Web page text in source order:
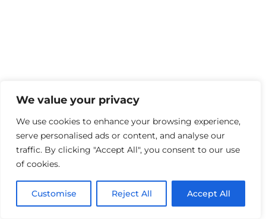
We value your privacy
We use cookies to enhance your browsing experience,
serve personalised ads or content, and analyse our
traffic. By clicking "Accept All", you consent to our use
of cookies.
Customise Reject All Accept All